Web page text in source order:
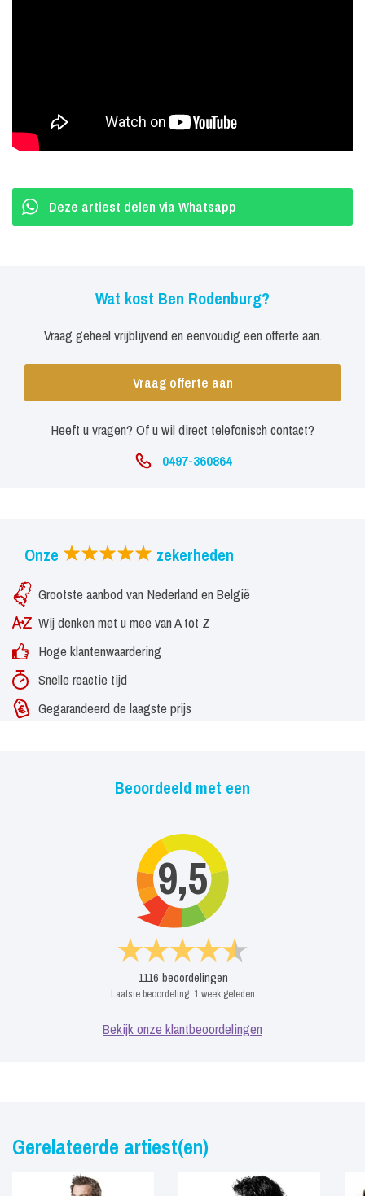
Deze artiest delen via Whatsapp
Wat kost Ben Rodenburg?
Vraag geheel vrijblijvend en eenvoudig een offerte aan.
Vraag offerte aan
Heeft u vragen? Of u wil direct telefonisch contact?
0497-360864
Onze zekerheden
Grootste aanbod van Nederland en België
Wij denken met u mee van A tot Z
Hoge klantenwaardering
Snelle reactie tijd
Gegarandeerd de laagste prijs
Beoordeeld met een
9,5
1116 beoordelingen
Laatste beoordeling: 1 week geleden
Bekijk onze klantbeoordelingen
Gerelateerde artiest(en)